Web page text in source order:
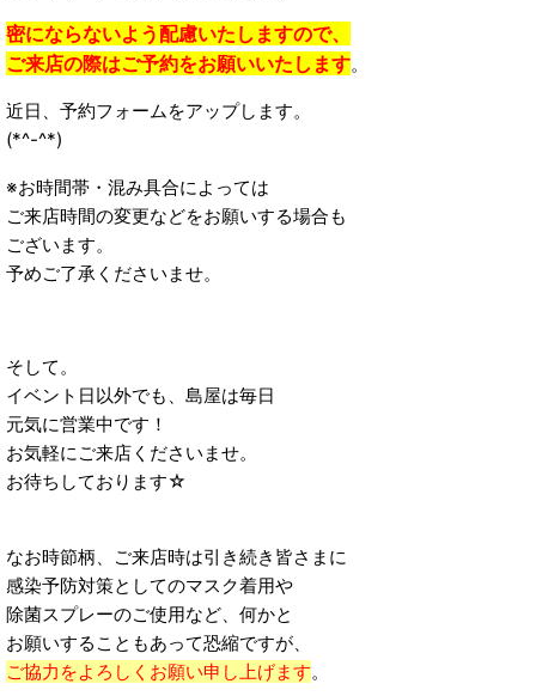
密にならないよう配慮いたしますので、
ご来店の際はご予約をお願いいたします。
近日、予約フォームをアップします。
(*^-^*)
※お時間帯・混み具合によっては
ご来店時間の変更などをお願いする場合も
ございます。
予めご了承くださいませ。
そして。
イベント日以外でも、島屋は毎日
元気に営業中です！
お気軽にご来店くださいませ。
お待ちしております☆
なお時節柄、ご来店時は引き続き皆さまに
感染予防対策としてのマスク着用や
除菌スプレーのご使用など、何かと
お願いすることもあって恐縮ですが、
ご協力をよろしくお願い申し上げます。